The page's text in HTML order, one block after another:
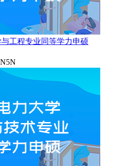
工程专业同等学力申硕